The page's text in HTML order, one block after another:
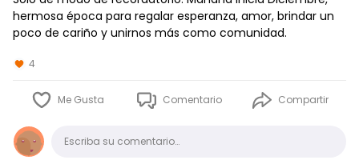
hermosa época para regalar esperanza, amor, brindar un
poco de cariño y unirnos más como comunidad.
4
Me Gusta Comentario Compartir
ComentarioEscriba su comentario…